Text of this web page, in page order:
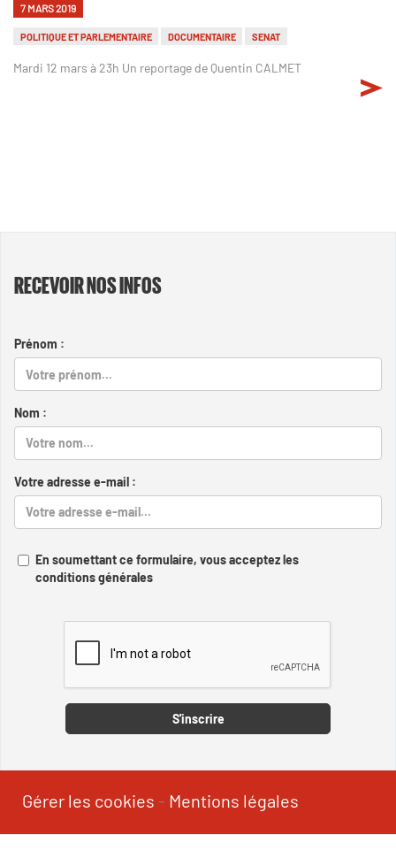
7 MARS 2019
POLITIQUE ET PARLEMENTAIRE DOCUMENTAIRE SENAT
Mardi 12 mars à 23h Un reportage de Quentin CALMET
RECEVOIR NOS INFOS
Prénom :
Nom :
Votre adresse e-mail :
En soumettant ce formulaire, vous acceptez les
conditions générales
S'inscrire
Gérer les cookies - Mentions légales